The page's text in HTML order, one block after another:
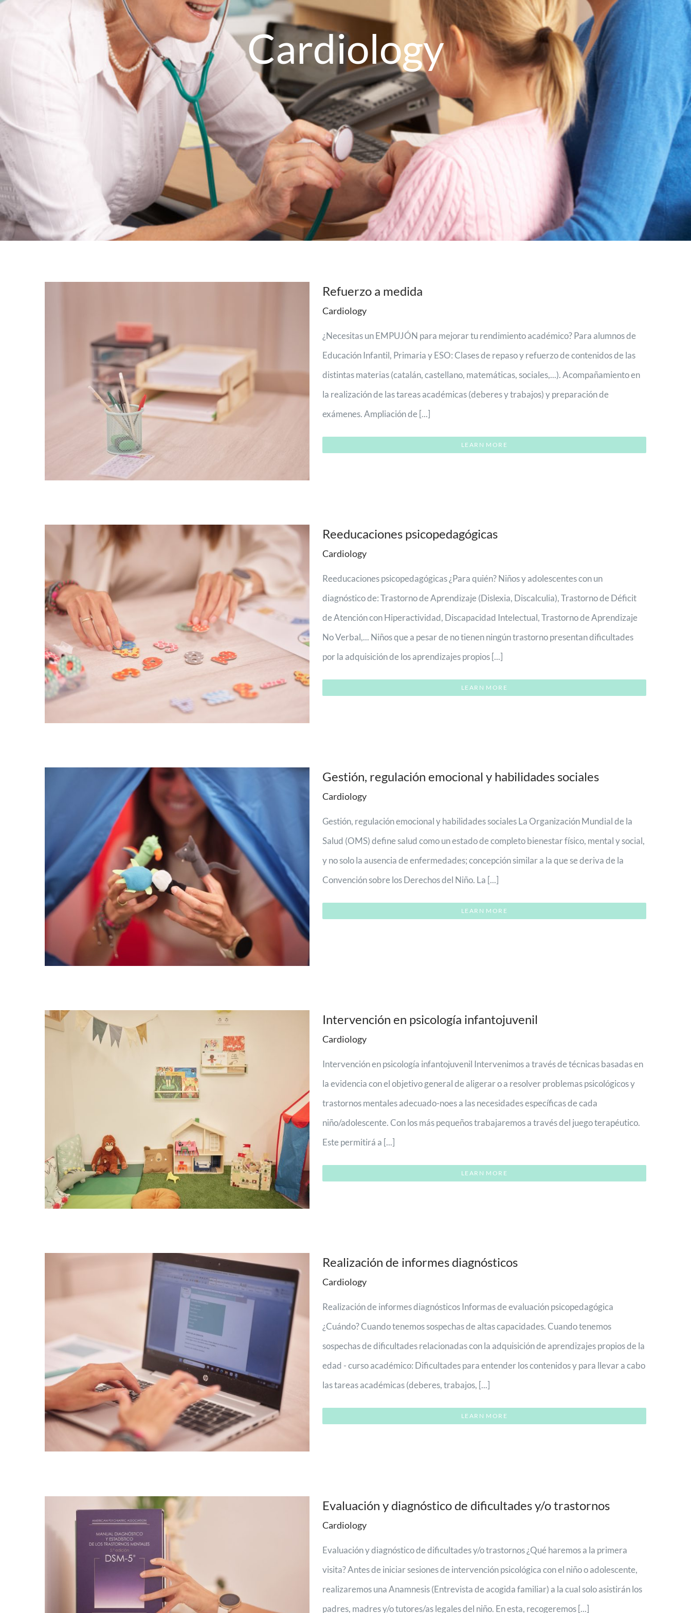
Cardiology
Refuerzo a medida
Cardiology
¿Necesitas un EMPUJÓN para mejorar tu rendimiento académico? Para alumnos de
Educación Infantil, Primaria y ESO: Clases de repaso y refuerzo de contenidos de las
distintas materias (catalán, castellano, matemáticas, sociales,...). Acompañamiento en
la realización de las tareas académicas (deberes y trabajos) y preparación de
exámenes. Ampliación de [...]
LEARN MORE
Reeducaciones psicopedagógicas
Cardiology
Reeducaciones psicopedagógicas ¿Para quién? Niños y adolescentes con un
diagnóstico de: Trastorno de Aprendizaje (Dislexia, Discalculia), Trastorno de Déficit
de Atención con Hiperactividad, Discapacidad Intelectual, Trastorno de Aprendizaje
No Verbal,... Niños que a pesar de no tienen ningún trastorno presentan dificultades
por la adquisición de los aprendizajes propios [...]
LEARN MORE
Gestión, regulación emocional y habilidades sociales
Cardiology
Gestión, regulación emocional y habilidades sociales La Organización Mundial de la
Salud (OMS) define salud como un estado de completo bienestar físico, mental y social,
y no solo la ausencia de enfermedades; concepción similar a la que se deriva de la
Convención sobre los Derechos del Niño. La [...]
LEARN MORE
Intervención en psicología infantojuvenil
Cardiology
Intervención en psicología infantojuvenil Intervenimos a través de técnicas basadas en
la evidencia con el objetivo general de aligerar o a resolver problemas psicológicos y
trastornos mentales adecuado-noes a las necesidades específicas de cada
niño/adolescente. Con los más pequeños trabajaremos a través del juego terapéutico.
Este permitirá a [...]
LEARN MORE
Realización de informes diagnósticos
Cardiology
Realización de informes diagnósticos Informas de evaluación psicopedagógica
¿Cuándo? Cuando tenemos sospechas de altas capacidades. Cuando tenemos
sospechas de dificultades relacionadas con la adquisición de aprendizajes propios de la
edad - curso académico: Dificultades para entender los contenidos y para llevar a cabo
las tareas académicas (deberes, trabajos, [...]
LEARN MORE
Evaluación y diagnóstico de dificultades y/o trastornos
Cardiology
Evaluación y diagnóstico de dificultades y/o trastornos ¿Qué haremos a la primera
visita? Antes de iniciar sesiones de intervención psicológica con el niño o adolescente,
realizaremos una Anamnesis (Entrevista de acogida familiar) a la cual solo asistirán los
padres, madres y/o tutores/as legales del niño. En esta, recogeremos [...]